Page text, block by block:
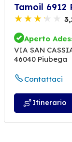
Tamoil 6912
Aperto
VIA SAN
46040 Piubega
Contattaci
Itinerario